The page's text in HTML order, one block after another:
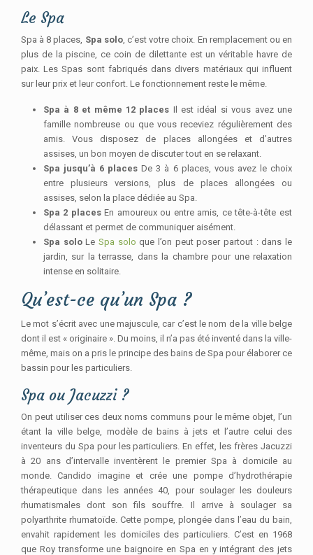
Le Spa
Spa à 8 places, Spa solo, c’est votre choix. En remplacement ou en
plus de la piscine, ce coin de dilettante est un véritable havre de
paix. Les Spas sont fabriqués dans divers matériaux qui influent
sur leur prix et leur confort. Le fonctionnement reste le même.
Spa à 8 et même 12 places Il est idéal si vous avez une
famille nombreuse ou que vous receviez régulièrement des
amis. Vous disposez de places allongées et d’autres
assises, un bon moyen de discuter tout en se relaxant.
Spa jusqu’à 6 places De 3 à 6 places, vous avez le choix
entre plusieurs versions, plus de places allongées ou
assises, selon la place dédiée au Spa.
Spa 2 places En amoureux ou entre amis, ce tête-à-tête est
délassant et permet de communiquer aisément.
Spa soloLeSpa solo que l’on peut poser partout : dans le
jardin, sur la terrasse, dans la chambre pour une relaxation
intense en solitaire.
Qu’est-ce qu’un Spa ?
Le mot s’écrit avec une majuscule, car c’est le nom de la ville belge
dont il est « originaire ». Du moins, il n’a pas été inventé dans la ville-
même, mais on a pris le principe des bains de Spa pour élaborer ce
bassin pour les particuliers.
Spa ou Jacuzzi ?
On peut utiliser ces deux noms communs pour le même objet, l’un
étant la ville belge, modèle de bains à jets et l’autre celui des
inventeurs du Spa pour les particuliers. En effet, les frères Jacuzzi
à 20 ans d’intervalle inventèrent le premier Spa à domicile au
monde. Candido imagine et crée une pompe d’hydrothérapie
thérapeutique dans les années 40, pour soulager les douleurs
rhumatismales dont son fils souffre. Il arrive à soulager sa
polyarthrite rhumatoïde. Cette pompe, plongée dans l’eau du bain,
envahit rapidement les domiciles des particuliers. C’est en 1968
que Roy transforme une baignoire en Spa en y intégrant des jets